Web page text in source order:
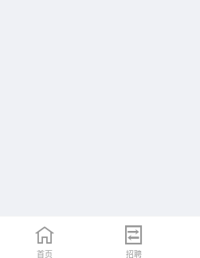
首页 招聘